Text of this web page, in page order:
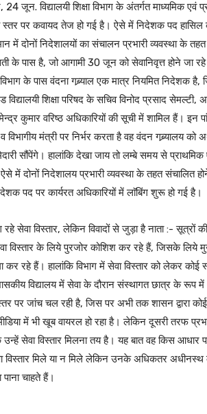
24 जून. विद्यालयी शिक्षा विभाग के अंतर्गत माध्यमिक
स्तर पर कवायद तेज हो गई है। ऐसे में निदेशक पद
में दोनों निदेशालयों का संचालन प्रभारी व्यवस्था के
के पास है, जो आगामी 30 जून को सेवानिवृत्त होने जा
के पास वंदना गब्र्याल एक मात्र नियमित निदेशक है,
विद्यालयी शिक्षा परिषद के सचिव विनोद प्रसाद
कुमार वरिष्ठ अधिकारियों की सूची में शामिल हैं। इन
विभागीय मंत्री पर निर्भर करता है वह वंदन गब्र्यालय
सौंपेंगे। हालांकि देखा जाय तो लम्बे समय से प्राथमिक
में दोनों निदेशालय प्रभारी व्यवस्था के तहत संचालित
पद पर कार्यरत अधिकारियों में लाॅबिंग शुरू हो गई है।
रहे सेवा विस्तार, लेकिन विवादों से जुड़ा है नाता :- सूत्रों
विस्तार के लिये पुरजोर कोशिश कर रहे हैं, जिसके
कर रहे हैं। हालांकि विभाग में सेवा विस्तार को लेकर कोई
विद्यालय में सेवा के दौरान संस्थागत छात्र के रूप
पर जांच चल रही है, जिस पर अभी तक शासन द्वारा
में भी खूब वायरल हो रहा है। लेकिन दूसरी तरफ
उन्हें सेवा विस्तार मिलना तय है। यह बात वह किस
विस्तार मिले या न मिले लेकिन उनके अधिकतर अधीनस्थ
चाहते हैं।